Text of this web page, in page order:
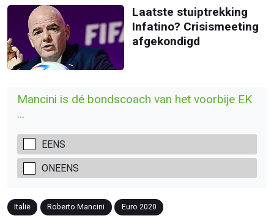
Laatste stuiptrekking
Infatino? Crisismeeting
afgekondigd
Mancini is dé bondscoach van het voorbije EK
...
EENS
ONEENS
Italië Roberto Mancini Euro 2020